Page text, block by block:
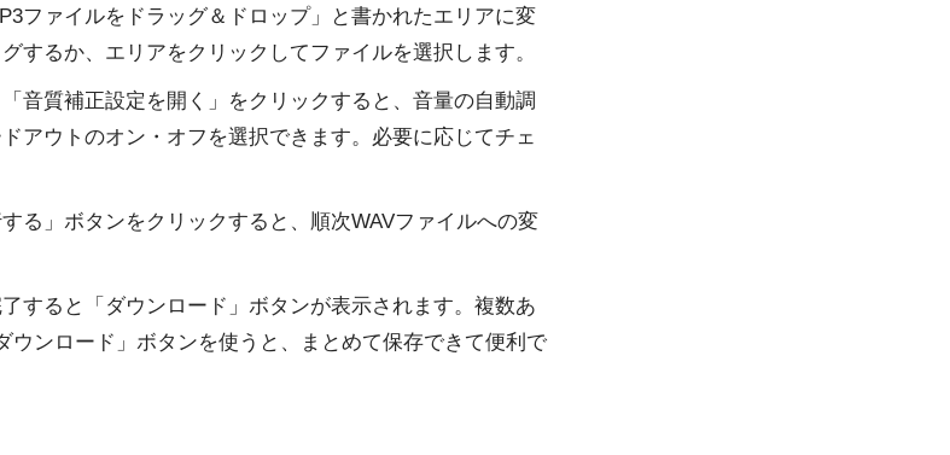
ファイルをドラッグ＆ドロップ」と書かれたエリアに変
するか、エリアをクリックしてファイルを選択します。
「音質補正設定を開く」をクリックすると、音量の自動調
アウトのオン・オフを選択できます。必要に応じてチェ
る」ボタンをクリックすると、順次WAVファイルへの変
すると「ダウンロード」ボタンが表示されます。複数あ
ウンロード」ボタンを使うと、まとめて保存できて便利で